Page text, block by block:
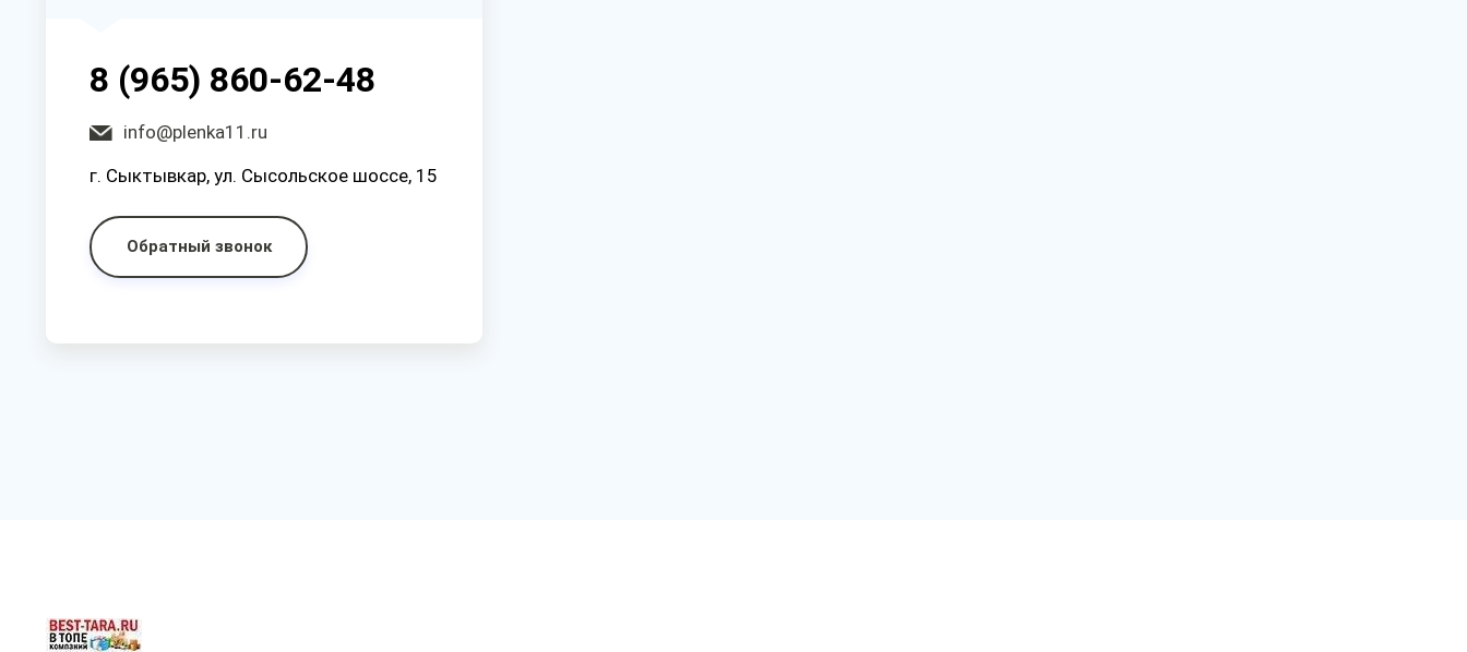
8 (965) 860-62-48
info@plenka11.ru
г. Сыктывкар, ул. Сысольское шоссе, 15
Обратный звонок